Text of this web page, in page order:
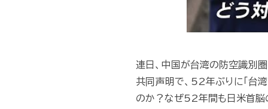
連日、中国が台湾の防空識別
共同声明で、52年ぶりに「台
のか？なぜ52年間も日米首脳